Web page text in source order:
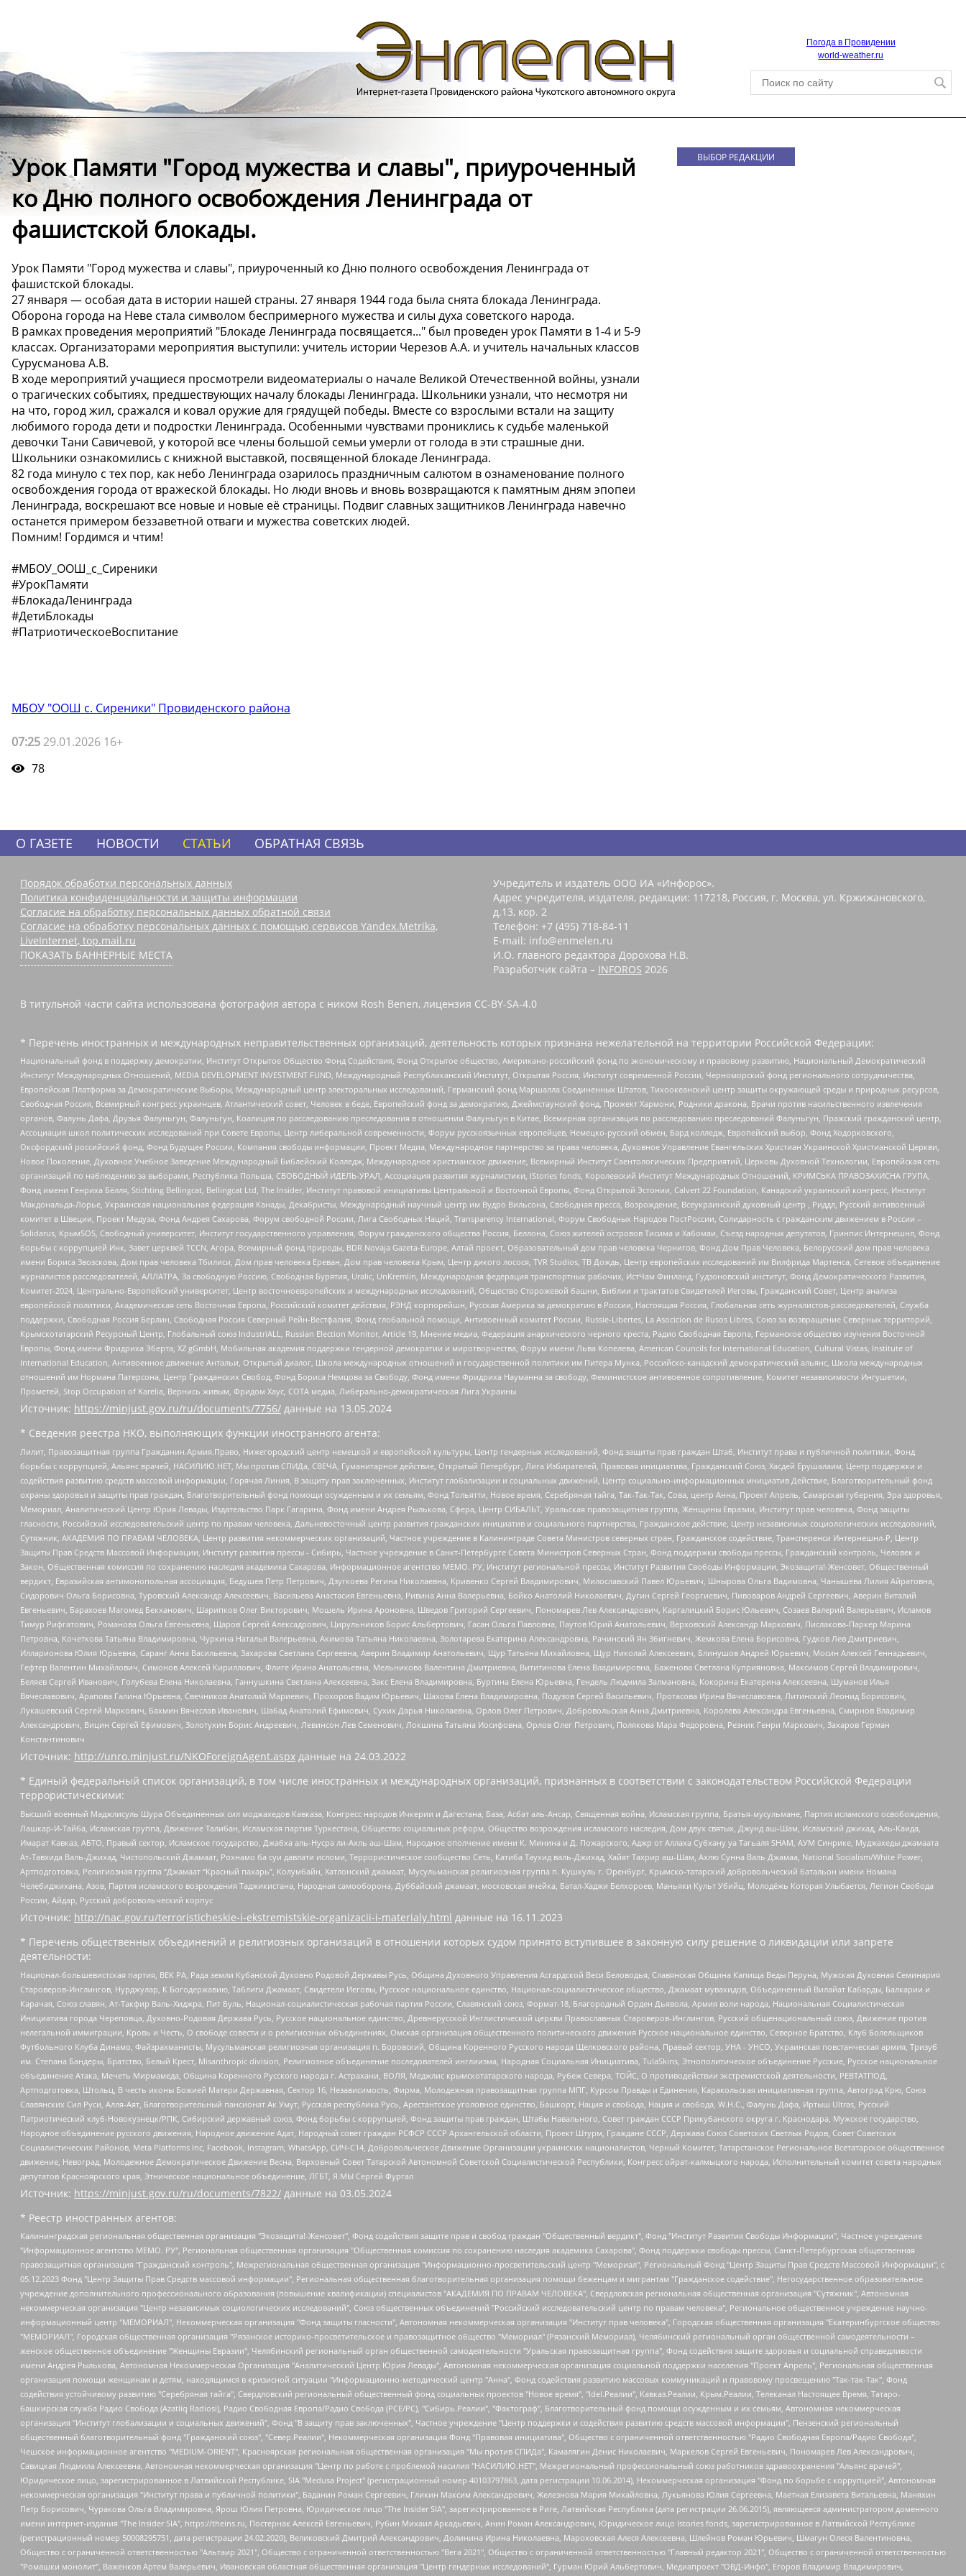
Погода в Провидении
world-weather.ru
Урок Памяти "Город мужества и славы", приуроченный
ко Дню полного освобождения Ленинграда от
фашистской блокады.
Урок Памяти "Город мужества и славы", приуроченный ко Дню полного освобождения Ленинграда от
фашистской блокады.
27 января — особая дата в истории нашей страны. 27 января 1944 года была снята блокада Ленинграда.
Оборона города на Неве стала символом беспримерного мужества и силы духа советского народа.
В рамках проведения мероприятий "Блокаде Ленинграда посвящается..." был проведен урок Памяти в 1-4 и 5-9
классах. Организаторами мероприятия выступили: учитель истории Черезов А.А. и учитель начальных классов
Сурусманова А.В.
В ходе мероприятий учащиеся просмотрели видеоматериалы о начале Великой Отечественной войны, узнали
о трагических событиях, предшествующих началу блокады Ленинграда. Школьники узнали, что несмотря ни
на что, город жил, сражался и ковал оружие для грядущей победы. Вместе со взрослыми встали на защиту
любимого города дети и подростки Ленинграда. Особенными чувствами прониклись к судьбе маленькой
девочки Тани Савичевой, у которой все члены большой семьи умерли от голода в эти страшные дни.
Школьники ознакомились с книжной выставкой, посвященной блокаде Ленинграда.
82 года минуло с тех пор, как небо Ленинграда озарилось праздничным салютом в ознаменование полного
освобождения города от вражеской блокады. Но люди вновь и вновь возвращаются к памятным дням эпопеи
Ленинграда, воскрешают все новые и новые её страницы. Подвиг славных защитников Ленинграда навечно
останется примером беззаветной отваги и мужества советских людей.
Помним! Гордимся и чтим!
#МБОУ_ООШ_с_Сиреники
#УрокПамяти
#БлокадаЛенинграда
#ДетиБлокады
#ПатриотическоеВоспитание
МБОУ "ООШ с. Сиреники" Провиденского района
07:25 29.01.2026 16+
78
ВЫБОР РЕДАКЦИИ
О ГАЗЕТЕ НОВОСТИ СТАТЬИ ОБРАТНАЯ СВЯЗЬ
Порядок обработки персональных данных
Политика конфиденциальности и защиты информации
Согласие на обработку персональных данных обратной связи
Согласие на обработку персональных данных с помощью сервисов Yandex.Metrika,
LiveInternet, top.mail.ru
ПОКАЗАТЬ БАННЕРНЫЕ МЕСТА
Учредитель и издатель ООО ИА «Инфорос».
Адрес учредителя, издателя, редакции: 117218, Россия, г. Москва, ул. Кржижановского,
д.13, кор. 2
Телефон: +7 (495) 718-84-11
E-mail: info@enmelen.ru
И.О. главного редактора Дорохова Н.В.
Разработчик сайта – INFOROS 2026
В титульной части сайта использована фотография автора с ником Rosh Benen, лицензия CC-BY-SA-4.0
* Перечень иностранных и международных неправительственных организаций, деятельность которых признана нежелательной на территории Российской Федерации:
Национальный фонд в поддержку демократии, Институт Открытое Общество Фонд Содействия, Фонд Открытое общество, Американо-российский фонд по экономическому и правовому развитию, Национальный Демократический
Институт Международных Отношений, MEDIA DEVELOPMENT INVESTMENT FUND, Международный Республиканский Институт, Открытая Россия, Институт современной России, Черноморский фонд регионального сотрудничества,
Европейская Платформа за Демократические Выборы, Международный центр электоральных исследований, Германский фонд Маршалла Соединенных Штатов, Тихоокеанский центр защиты окружающей среды и природных ресурсов,
Свободная Россия, Всемирный конгресс украинцев, Атлантический совет, Человек в беде, Европейский фонд за демократию, Джеймстаунский фонд, Прожект Хармони, Родники дракона, Врачи против насильственного извлечения
органов, Фалунь Дафа, Друзья Фалуньгун, Фалуньгун, Коалиция по расследованию преследования в отношении Фалуньгун в Китае, Всемирная организация по расследованию преследований Фалуньгун, Пражский гражданский центр,
Ассоциация школ политических исследований при Совете Европы, Центр либеральной современности, Форум русскоязычных европейцев, Немецко-русский обмен, Бард колледж, Европейский выбор, Фонд Ходорковского,
Оксфордский российский фонд, Фонд Будущее России, Компания свободы информации, Проект Медиа, Международное партнерство за права человека, Духовное Управление Евангельских Христиан Украинской Христианской Церкви,
Новое Поколение, Духовное Учебное Заведение Международный Библейский Колледж, Международное христианское движение, Всемирный Институт Саентологических Предприятий, Церковь Духовной Технологии, Европейская сеть
организаций по наблюдению за выборами, Республика Польша, СВОБОДНЫЙ ИДЕЛЬ-УРАЛ, Ассоциация развития журналистики, IStories fonds, Королевский Институт Международных Отношений, КРИМСЬКА ПРАВОЗАХИСНА ГРУПА,
Фонд имени Генриха Бёлля, Stichting Bellingcat, Bellingcat Ltd, The Insider, Институт правовой инициативы Центральной и Восточной Европы, Фонд Открытой Эстонии, Calvert 22 Foundation, Канадский украинский конгресс, Институт
Макдональда-Лорье, Украинская национальная федерация Канады, Декабристы, Международный научный центр им Вудро Вильсона, Свободная пресса, Возрождение, Всеукраинский духовный центр , Риддл, Русский антивоенный
комитет в Швеции, Проект Медуза, Фонд Андрея Сахарова, Форум свободной России, Лига Свободных Наций, Transparеncy International, Форум Свободных Народов ПостРоссии, Солидарность с гражданским движением в России –
Solidarus, КрымSOS, Свободный университет, Институт государственного управления, Форум гражданского общества Россия, Беллона, Союз жителей островов Тисима и Хабомаи, Съезд народных депутатов, Гринпис Интернешнл, Фонд
борьбы с коррупцией Инк, Завет церквей TCCN, Агора, Всемирный фонд природы, BDR Novaja Gazeta-Europe, Алтай проект, Образовательный дом прав человека Чернигов, Фонд Дом Прав Человека, Белорусский дом прав человека
имени Бориса Звозскова, Дом прав человека Тбилиси, Дом прав человека Ереван, Дом прав человека Крым, Центр дикого лосося, TVR Studios, ТВ Дождь, Центр европейских исследований им Вилфрида Мартенса, Сетевое объединение
журналистов расследователей, АЛЛАТРА, За свободную Россию, Свободная Бурятия, Uralic, UnKremlin, Международная федерация транспортных рабочих, ИстЧам Финланд, Гудзоновский институт, Фонд Демократического Развития,
Комитет-2024, Центрально-Европейский университет, Центр восточноевропейских и международных исследований, Общество Сторожевой башни, Библии и трактатов Свидетелей Иеговы, Гражданский Совет, Центр анализа
европейской политики, Академическая сеть Восточная Европа, Российский комитет действия, РЭНД корпорейшн, Русская Америка за демократию в России, Настоящая Россия, Глобальная сеть журналистов-расследователей, Служба
поддержки, Свободная Россия Берлин, Свободная Россия Северный Рейн-Вестфалия, Фонд глобальной помощи, Антивоенный комитет России, Russie-Libertes, La Asocicion de Rusos Libres, Союз за возвращение Северных территорий,
Крымскотатарский Ресурсный Центр, Глобальный союз IndustriALL, Russian Election Monitor, Article 19, Мнение медиа, Федерация анархического черного креста, Радио Свободная Европа, Германское общество изучения Восточной
Европы, Фонд имени Фридриха Эберта, XZ gGmbH, Мобильная академия поддержки гендерной демократии и миротворчества, Форум имени Льва Копелева, American Councils for International Education, Cultural Vistas, Institute of
International Education, Антивоенное движение Антальи, Открытый диалог, Школа международных отношений и государственной политики им Питера Мунка, Российско-канадский демократический альянс, Школа международных
отношений им Нормана Патерсона, Центр Гражданских Свобод, Фонд Бориса Немцова за Свободу, Фонд имени Фридриха Науманна за свободу, Феминистское антивоенное сопротивление, Комитет независимости Ингушетии,
Прометей, Stop Occupation of Karelia, Вернись живым, Фридом Хаус, СОТА медиа, Либерально-демократическая Лига Украины
Источник: https://minjust.gov.ru/ru/documents/7756/ данные на 13.05.2024
* Сведения реестра НКО, выполняющих функции иностранного агента:
Лилит, Правозащитная группа Гражданин.Армия.Право, Нижегородский центр немецкой и европейской культуры, Центр гендерных исследований, Фонд защиты прав граждан Штаб, Институт права и публичной политики, Фонд
борьбы с коррупцией, Альянс врачей, НАСИЛИЮ.НЕТ, Мы против СПИДа, СВЕЧА, Гуманитарное действие, Открытый Петербург, Лига Избирателей, Правовая инициатива, Гражданский Союз, Хасдей Ерушалаим, Центр поддержки и
содействия развитию средств массовой информации, Горячая Линия, В защиту прав заключенных, Институт глобализации и социальных движений, Центр социально-информационных инициатив Действие, Благотворительный фонд
охраны здоровья и защиты прав граждан, Благотворительный фонд помощи осужденным и их семьям, Фонд Тольятти, Новое время, Серебряная тайга, Так-Так-Так, Сова, центр Анна, Проект Апрель, Самарская губерния, Эра здоровья,
Мемориал, Аналитический Центр Юрия Левады, Издательство Парк Гагарина, Фонд имени Андрея Рылькова, Сфера, Центр СИБАЛЬТ, Уральская правозащитная группа, Женщины Евразии, Институт прав человека, Фонд защиты
гласности, Российский исследовательский центр по правам человека, Дальневосточный центр развития гражданских инициатив и социального партнерства, Гражданское действие, Центр независимых социологических исследований,
Сутяжник, АКАДЕМИЯ ПО ПРАВАМ ЧЕЛОВЕКА, Центр развития некоммерческих организаций, Частное учреждение в Калининграде Совета Министров северных стран, Гражданское содействие, Трансперенси Интернешнл-Р, Центр
Защиты Прав Средств Массовой Информации, Институт развития прессы - Сибирь, Частное учреждение в Санкт-Петербурге Совета Министров Северных Стран, Фонд поддержки свободы прессы, Гражданский контроль, Человек и
Закон, Общественная комиссия по сохранению наследия академика Сахарова, Информационное агентство МЕМО. РУ, Институт региональной прессы, Институт Развития Свободы Информации, Экозащита!-Женсовет, Общественный
вердикт, Евразийская антимонопольная ассоциация, Бедушев Петр Петрович, Дзугкоева Регина Николаевна, Кривенко Сергей Владимирович, Милославский Павел Юрьевич, Шнырова Ольга Вадимовна, Чанышева Лилия Айратовна,
Сидорович Ольга Борисовна, Туровский Александр Алексеевич, Васильева Анастасия Евгеньевна, Ривина Анна Валерьевна, Бойко Анатолий Николаевич, Дугин Сергей Георгиевич, Пивоваров Андрей Сергеевич, Аверин Виталий
Евгеньевич, Барахоев Магомед Бекханович, Шарипков Олег Викторович, Мошель Ирина Ароновна, Шведов Григорий Сергеевич, Пономарев Лев Александрович, Каргалицкий Борис Юльевич, Созаев Валерий Валерьевич, Исламов
Тимур Рифгатович, Романова Ольга Евгеньевна, Щаров Сергей Алексадрович, Цирульников Борис Альбертович, Гасан Ольга Павловна, Паутов Юрий Анатольевич, Верховский Александр Маркович, Пислакова-Паркер Марина
Петровна, Кочеткова Татьяна Владимировна, Чуркина Наталья Валерьевна, Акимова Татьяна Николаевна, Золотарева Екатерина Александровна, Рачинский Ян Збигневич, Жемкова Елена Борисовна, Гудков Лев Дмитриевич,
Илларионова Юлия Юрьевна, Саранг Анна Васильевна, Захарова Светлана Сергеевна, Аверин Владимир Анатольевич, Щур Татьяна Михайловна, Щур Николай Алексеевич, Блинушов Андрей Юрьевич, Мосин Алексей Геннадьевич,
Гефтер Валентин Михайлович, Симонов Алексей Кириллович, Флиге Ирина Анатольевна, Мельникова Валентина Дмитриевна, Вититинова Елена Владимировна, Баженова Светлана Куприяновна, Максимов Сергей Владимирович,
Беляев Сергей Иванович, Голубева Елена Николаевна, Ганнушкина Светлана Алексеевна, Закс Елена Владимировна, Буртина Елена Юрьевна, Гендель Людмила Залмановна, Кокорина Екатерина Алексеевна, Шуманов Илья
Вячеславович, Арапова Галина Юрьевна, Свечников Анатолий Мариевич, Прохоров Вадим Юрьевич, Шахова Елена Владимировна, Подузов Сергей Васильевич, Протасова Ирина Вячеславовна, Литинский Леонид Борисович,
Лукашевский Сергей Маркович, Бахмин Вячеслав Иванович, Шабад Анатолий Ефимович, Сухих Дарья Николаевна, Орлов Олег Петрович, Добровольская Анна Дмитриевна, Королева Александра Евгеньевна, Смирнов Владимир
Александрович, Вицин Сергей Ефимович, Золотухин Борис Андреевич, Левинсон Лев Семенович, Локшина Татьяна Иосифовна, Орлов Олег Петрович, Полякова Мара Федоровна, Резник Генри Маркович, Захаров Герман
Константинович
Источник: http://unro.minjust.ru/NKOForeignAgent.aspx данные на 24.03.2022
* Единый федеральный список организаций, в том числе иностранных и международных организаций, признанных в соответствии с законодательством Российской Федерации
террористическими:
Высший военный Маджлисуль Шура Объединенных сил моджахедов Кавказа, Конгресс народов Ичкерии и Дагестана, База, Асбат аль-Ансар, Священная война, Исламская группа, Братья-мусульмане, Партия исламского освобождения,
Лашкар-И-Тайба, Исламская группа, Движение Талибан, Исламская партия Туркестана, Общество социальных реформ, Общество возрождения исламского наследия, Дом двух святых, Джунд аш-Шам, Исламский джихад, Аль-Каида,
Имарат Кавказ, АБТО, Правый сектор, Исламское государство, Джабха аль-Нусра ли-Ахль аш-Шам, Народное ополчение имени К. Минина и Д. Пожарского, Аджр от Аллаха Субхану уа Тагьаля SHAM, АУМ Синрике, Муджахеды джамаата
Ат-Тавхида Валь-Джихад, Чистопольский Джамаат, Рохнамо ба суи давлати исломи, Террористическое сообщество Сеть, Катиба Таухид валь-Джихад, Хайят Тахрир аш-Шам, Ахлю Сунна Валь Джамаа, National Socialism/White Power,
Артподготовка, Религиозная группа “Джамаат “Красный пахарь”, Колумбайн, Хатлонский джамаат, Мусульманская религиозная группа п. Кушкуль г. Оренбург, Крымско-татарский добровольческий батальон имени Номана
Челебиджихана, Азов, Партия исламского возрождения Таджикистана, Народная самооборона, Дуббайский джамаат, московская ячейка, Батал-Хаджи Белхороев, Маньяки Культ Убийц, Молодёжь Которая Улыбается, Легион Свобода
России, Айдар, Русский добровольческий корпус
Источник: http://nac.gov.ru/terroristicheskie-i-ekstremistskie-organizacii-i-materialy.html данные на 16.11.2023
* Перечень общественных объединений и религиозных организаций в отношении которых судом принято вступившее в законную силу решение о ликвидации или запрете
деятельности:
Национал-большевистская партия, ВЕК РА, Рада земли Кубанской Духовно Родовой Державы Русь, Община Духовного Управления Асгардской Веси Беловодья, Славянская Община Капища Веды Перуна, Мужская Духовная Семинария
Староверов-Инглингов, Нурджулар, К Богодержавию, Таблиги Джамаат, Свидетели Иеговы, Русское национальное единство, Национал-социалистическое общество, Джамаат мувахидов, Объединенный Вилайат Кабарды, Балкарии и
Карачая, Союз славян, Ат-Такфир Валь-Хиджра, Пит Буль, Национал-социалистическая рабочая партия России, Славянский союз, Формат-18, Благородный Орден Дьявола, Армия воли народа, Национальная Социалистическая
Инициатива города Череповца, Духовно-Родовая Держава Русь, Русское национальное единство, Древнерусской Инглистической церкви Православных Староверов-Инглингов, Русский общенациональный союз, Движение против
нелегальной иммиграции, Кровь и Честь, О свободе совести и о религиозных объединениях, Омская организация общественного политического движения Русское национальное единство, Северное Братство, Клуб Болельщиков
Футбольного Клуба Динамо, Файзрахманисты, Мусульманская религиозная организация п. Боровский, Община Коренного Русского народа Щелковского района, Правый сектор, УНА - УНСО, Украинская повстанческая армия, Тризуб
им. Степана Бандеры, Братство, Белый Крест, Misanthropic division, Религиозное объединение последователей инглиизма, Народная Социальная Инициатива, TulaSkins, Этнополитическое объединение Русские, Русское национальное
объединение Атака, Мечеть Мирмамеда, Община Коренного Русского народа г. Астрахани, ВОЛЯ, Меджлис крымскотатарского народа, Рубеж Севера, ТОЙС, О противодействии экстремистской деятельности, РЕВТАТПОД,
Артподготовка, Штольц, В честь иконы Божией Матери Державная, Сектор 16, Независимость, Фирма, Молодежная правозащитная группа МПГ, Курсом Правды и Единения, Каракольская инициативная группа, Автоград Крю, Союз
Славянских Сил Руси, Алля-Аят, Благотворительный пансионат Ак Умут, Русская республика Русь, Арестантское уголовное единство, Башкорт, Нация и свобода, Нация и свобода, W.H.С., Фалунь Дафа, Иртыш Ultras, Русский
Патриотический клуб-Новокузнецк/РПК, Сибирский державный союз, Фонд борьбы с коррупцией, Фонд защиты прав граждан, Штабы Навального, Совет граждан СССР Прикубанского округа г. Краснодара, Мужское государство,
Народное объединение русского движения, Народное движение Адат, Народный совет граждан РСФСР СССР Архангельской области, Проект Штурм, Граждане СССР, Держава Союз Советских Светлых Родов, Совет Советских
Социалистических Районов, Meta Platforms Inc, Facebook, Instagram, WhatsApp, СИЧ-С14, Добровольческое Движение Организации украинских националистов, Черный Комитет, Татарстанское Региональное Всетатарское общественное
движение, Невоград, Молодежное Демократическое Движение Весна, Верховный Совет Татарской Автономной Советской Социалистической Республики, Конгресс ойрат-калмыцкого народа, Исполнительный комитет совета народных
депутатов Красноярского края, Этническое национальное объединение, ЛГБТ, Я.МЫ Сергей Фургал
Источник: https://minjust.gov.ru/ru/documents/7822/ данные на 03.05.2024
* Реестр иностранных агентов:
Калининградская региональная общественная организация "Экозащита!-Женсовет", Фонд содействия защите прав и свобод граждан "Общественный вердикт", Фонд "Институт Развития Свободы Информации", Частное учреждение "Информационное агентство МЕМО. РУ", Региональная общественная организация "Общественная комиссия по сохранению наследия академика Сахарова", Фонд поддержки свободы прессы, Санкт-Петербургская общественная правозащитная организация "Гражданский контроль", Межрегиональная общественная организация "Информационно-просветительский центр "Мемориал", Региональный Фонд "Центр Защиты Прав Средств Массовой Информации", с 05.12.2023 Фонд "Центр Защиты Прав Средств массовой информации", Региональная общественная благотворительная организация помощи беженцам и мигрантам "Гражданское содействие", Негосударственное образовательное учреждение дополнительного профессионального образования (повышение квалификации) специалистов "АКАДЕМИЯ ПО ПРАВАМ ЧЕЛОВЕКА", Свердловская региональная общественная организация "Сутяжник", Автономная некоммерческая организация "Центр независимых социологических исследований", Союз общественных объединений "Российский исследовательский центр по правам человека", Региональное общественное учреждение научно-информационный центр "МЕМОРИАЛ", Некоммерческая организация "Фонд защиты гласности", Автономная некоммерческая организация "Институт прав человека", Городская общественная организация "Екатеринбургское общество "МЕМОРИАЛ", Городская общественная организация "Рязанское историко-просветительское и правозащитное общество "Мемориал" (Рязанский Мемориал), Челябинский региональный орган общественной самодеятельности – женское общественное объединение "Женщины Евразии", Челябинский региональный орган общественной самодеятельности "Уральская правозащитная группа", Фонд содействия защите здоровья и социальной справедливости имени Андрея Рылькова, Автономная Некоммерческая Организация "Аналитический Центр Юрия Левады", Автономная некоммерческая организация социальной поддержки населения "Проект Апрель", Региональная общественная организация помощи женщинам и детям, находящимся в кризисной ситуации "Информационно-методический центр "Анна", Фонд содействия развитию массовых коммуникаций и правовому просвещению "Так-так-Так", Фонд содействия устойчивому развитию "Серебряная тайга", Свердловский региональный общественный фонд социальных проектов "Новое время", "Idel.Реалии", Кавказ.Реалии, Крым.Реалии, Телеканал Настоящее Время, Татаро-башкирская служба Радио Свобода (Azatliq Radiosi), Радио Свободная Европа/Радио Свобода (PCE/PC), "Сибирь.Реалии", "Фактограф", Благотворительный фонд помощи осужденным и их семьям, Автономная некоммерческая организация "Институт глобализации и социальных движений", Фонд "В защиту прав заключенных", Частное учреждение "Центр поддержки и содействия развитию средств массовой информации", Пензенский региональный общественный благотворительный фонд "Гражданский союз", "Север.Реалии", Некоммерческая организация Фонд "Правовая инициатива", Общество с ограниченной ответственностью "Радио Свободная Европа/Радио Свобода", Чешское информационное агентство "MEDIUM-ORIENT", Красноярская региональная общественная организация "Мы против СПИДа", Камалягин Денис Николаевич, Маркелов Сергей Евгеньевич, Пономарев Лев Александрович, Савицкая Людмила Алексеевна, Автономная некоммерческая организация "Центр по работе с проблемой насилия "НАСИЛИЮ.НЕТ", Межрегиональный профессиональный союз работников здравоохранения "Альянс врачей", Юридическое лицо, зарегистрированное в Латвийской Республике, SIA "Medusa Project" (регистрационный номер 40103797863, дата регистрации 10.06.2014), Некоммерческая организация "Фонд по борьбе с коррупцией", Автономная некоммерческая организация "Институт права и публичной политики", Баданин Роман Сергеевич, Гликин Максим Александрович, Железнова Мария Михайловна, Лукьянова Юлия Сергеевна, Маетная Елизавета Витальевна, Маняхин Петр Борисович, Чуракова Ольга Владимировна, Ярош Юлия Петровна, Юридическое лицо "The Insider SIA", зарегистрированное в Риге, Латвийская Республика (дата регистрации 26.06.2015), являющееся администратором доменного имени интернет-издания "The Insider SIA", https://theins.ru, Постернак Алексей Евгеньевич, Рубин Михаил Аркадьевич, Анин Роман Александрович, Юридическое лицо Istories fonds, зарегистрированное в Латвийской Республике (регистрационный номер 50008295751, дата регистрации 24.02.2020), Великовский Дмитрий Александрович, Долинина Ирина Николаевна, Мароховская Алеся Алексеевна, Шлейнов Роман Юрьевич, Шмагун Олеся Валентиновна, Общество с ограниченной ответственностью "Альтаир 2021", Общество с ограниченной ответственностью "Вега 2021", Общество с ограниченной ответственностью "Главный редактор 2021", Общество с ограниченной ответственностью "Ромашки монолит", Важенков Артем Валерьевич, Ивановская областная общественная организация "Центр гендерных исследований", Гурман Юрий Альбертович, Медиапроект "ОВД-Инфо", Егоров Владимир Владимирович, Жилинский Владимир Александрович, Общество с ограниченной ответственностью "ЗП", Иванова София Юрьевна, Карезина Инна Павловна, Кильтау Екатерина Викторовна, Петров Алексей Викторович, Пискунов Сергей Евгеньевич, Смирнов Сергей Сергеевич, Тихонов Михаил Сергеевич, Общество с ограниченной ответственностью "ЖУРНАЛИСТ-ИНОСТРАННЫЙ АГЕНТ", Арапова Галина Юрьевна, Вольтская Татьяна Анатольевна, Американская компания "Mason G.E.S. Anonymous Foundation" (США), являющаяся владельцем интернет-издания https://mnews.world/, Компания "Stichting Bellingcat", зарегистрированная в Нидерландах (дата регистрации 11.07.2018), Захаров Андрей Вячеславович, Клепиковская Екатерина Дмитриевна, Общество с ограниченной ответственностью "МЕМО", Перл Роман Александрович, Симонов Евгений Алексеевич, Соловьева Елена Анатольевна, Сотников Даниил Владимирович, Сурначева Елизавета Дмитриевна, Автономная некоммерческая организация по защите прав человека и информированию населения "Якутия – Наше Мнение", Общество с ограниченной ответственностью "Москоу диджитал медиа", с 26.01.2023 Общество с ограниченной ответственностью "Чайка Белые сады", Ветошкина Валерия Валерьевна, Заговора Максим Александрович, Межрегиональное общественное движение "Российская ЛГБТ - сеть", Оленичев Максим Владимирович, Павлов Иван Юрьевич, Скворцова Елена Сергеевна, Общество с ограниченной ответственностью "Как бы инагент", Кочетков Игорь Викторович, Общество с ограниченной ответственностью "Честные выборы", Еланчик Олег Александрович, Общество с ограниченной ответственностью "Нобелевский призыв", Гималова Регина Эмилевна, Григорьев Андрей Валерьевич, Григорьева Алина Александровна, Ассоциация по содействию защите прав призывников, альтернативнослужащих и военнослужащих "Правозащитная группа "Гражданин.Армия.Право", Хисамова Регина Фаритовна, Автономная некоммерческая организация по реализации социально-правовых программ "Лилит", Дальневосточное общественное движение "Маяк", Санкт-Петербургская ЛГБТ-инициативная группа "Выход", Инициативная группа ЛГБТ+ "Реверс", Алексеев Андрей Викторович, Бекбулатова Таисия Львовна, Беляев Иван Михайлович, Владыкина Елена Сергеевна, Гельман Марат Александрович, Никульшина Вероника Юрьевна, Толоконникова Надежда Андреевна, Шендерович Виктор Анатольевич, Общество с ограниченной ответственностью "Данное сообщение", Общество с ограниченной ответственностью Издательский дом "Новая глава", Айнбиндер Александра Александровна, Московский комьюнити-центр для ЛГБТ+инициатив, Благотворительный фонд развития филантропии, Deutsche Welle (Германия, Kurt-Schumacher-Strasse 3, 53113 Bonn), Борзунова Мария Михайловна, Воробьев Виктор Викторович, Голубева Анна Львовна, Константинова Алла Михайловна, Малкова Ирина Владимировна, Мурадов Мурад Абдулгалимович, Осетинская Елизавета Николаевна, Понасенков Евгений Николаевич, Ганапольский Матвей Юрьевич, Киселев Евгений Алексеевич, Борухович Ирина Григорьевна, Дремин Иван Тимофеевич, Дубровский Дмитрий Викторович, Красноярская региональная общественная организация поддержки и развития альтернативных образовательных технологий и межкультурных коммуникаций "ИНТЕРРА", Маяковская Екатерина Алексеевна, Фейгин Марк Захарович, Филимонов Андрей Викторович, Дзугкоева Регина Николаевна, Доброхотов Роман Александрович, Дудь Юрий Александрович, Елкин Сергей Владимирович, Кругликов Кирилл Игоревич, Сабунаева Мария Леонидовна, Семенов Алексей Владимирович, Шаинян Карен Багратович, Шульман Екатерина Михайловна, Асафьев Артур Валерьевич, Вахштайн Виктор Семенович, Венедиктов Алексей Алексеевич, Лушникова Екатерина Евгеньевна, Волков Леонид Михайлович, Невзоров Александр Глебович, Пархоменко Сергей Борисович, Сироткин Ярослав Николаевич, Кара-Мурза Владимир Владимирович, Баранова Наталья Владимировна, Гозман Леонид Яковлевич, Кагарлицкий Борис Юльевич, Климарев Михаил Валерьевич, Милов Владимир Станиславович, Автономная некоммерческая организация Краснодарский центр современного искусства "Типография", Моргенштерн Алишер Тагирович, Соболь Любовь Эдуардовна, Общество с ограниченной ответственностью "ЛИЗА НОРМ", Каспаров Гарри Кимович, Ходорковский Михаил Борисович, Общество с ограниченной ответственностью "Апрельские тезисы", Данилович Ирина Брониславовна, Кашин Олег Владимирович, Петров Николай Владимирович, Пивоваров Алексей Владимирович, Соколов Михаил Владимирович, Цветкова Юлия Владимировна, Чичваркин Евгений Александрович, Комитет против пыток/Команда против пыток, Общество с ограниченной ответственностью "Первый научный", Общество с ограниченной ответственностью "Вертолет и ко", Белоцерковская Вероника Борисовна, Кац Максим Евгеньевич, Лазарева Татьяна Юрьевна, Шаведдинов Руслан Табризович, Яшин Илья Валерьевич, Общество с ограниченной ответственностью "Иноагент ААВ", Алешковский Дмитрий Петрович, Альбац Евгения Марковна, Быков Дмитрий Львович, Галямина Юлия Евгеньевна, Лойко Сергей Леонидович, Мартынов Кирилл Константинович, Медведев Сергей Александрович, Крашенинников Федор Геннадиевич, Гордеева Катерина Вл